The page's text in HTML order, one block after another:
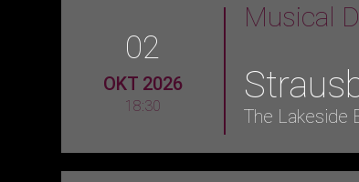
02
OKT 2026
18:30
Musical
The Lakeside